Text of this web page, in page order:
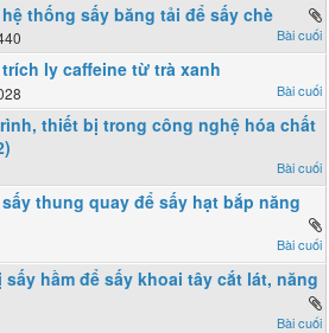
thống sấy băng tải để sấy chè
ly caffeine từ trà xanh
thiết bị trong công nghệ hóa chất
thung quay để sấy hạt bắp năng
hầm để sấy khoai tây cắt lát, năng